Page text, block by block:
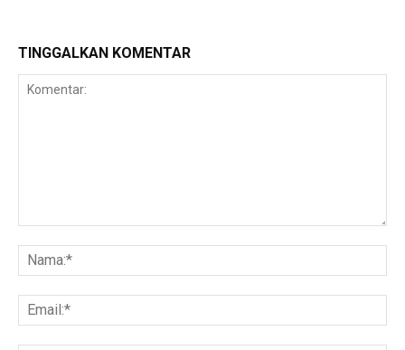
TINGGALKAN KOMENTAR